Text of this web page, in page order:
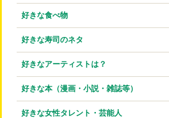
好きな食べ物
好きな寿司のネタ
好きなアーティストは？
好きな本（漫画・小説・雑誌等）
好きな女性タレント・芸能人